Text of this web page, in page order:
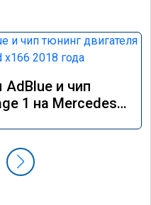
и чип
1 на Mercedes